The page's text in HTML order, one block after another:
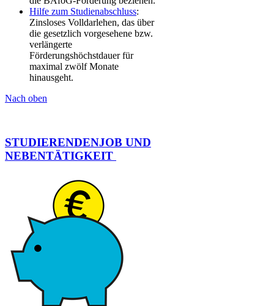
Hilfe zum Studienabschluss​:
Zinsloses Volldarlehen, das über
die gesetzlich vorgesehene bzw.
verlängerte
Förderungshöchstdauer für
maximal zwölf Monate
hinausgeht. ​
Nach oben
STUDIERENDENJOB UND
NEBENTÄTIGKEIT